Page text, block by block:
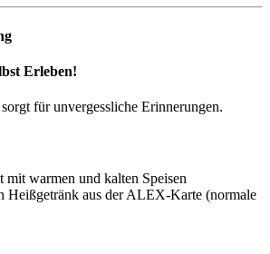
Erleben!
für unvergessliche Erinnerungen.
mit warmen und kalten Speisen
Heißgetränk aus der ALEX-Karte (normale